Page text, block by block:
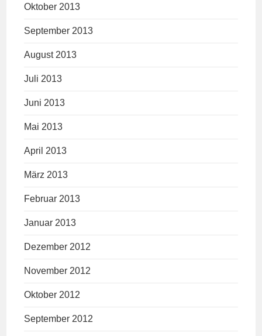
Oktober 2013
September 2013
August 2013
Juli 2013
Juni 2013
Mai 2013
April 2013
März 2013
Februar 2013
Januar 2013
Dezember 2012
November 2012
Oktober 2012
September 2012